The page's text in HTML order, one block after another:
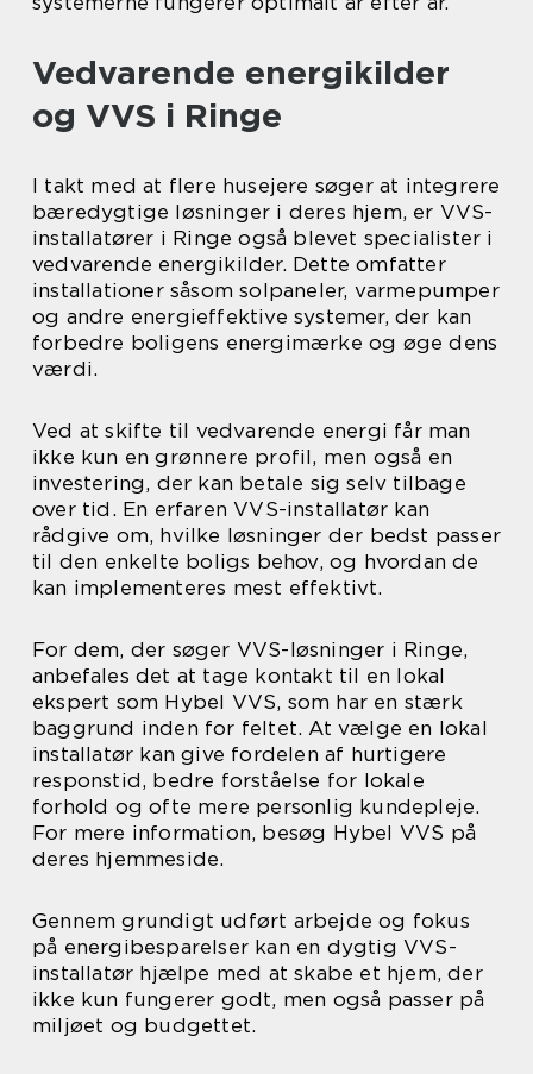
Vedvarende energikilder
og VVS i Ringe
I takt med at flere husejere søger at integrere
bæredygtige løsninger i deres hjem, er VVS-
installatører i Ringe også blevet specialister i
vedvarende energikilder. Dette omfatter
installationer såsom solpaneler, varmepumper
og andre energieffektive systemer, der kan
forbedre boligens energimærke og øge dens
værdi.
Ved at skifte til vedvarende energi får man
ikke kun en grønnere profil, men også en
investering, der kan betale sig selv tilbage
over tid. En erfaren VVS-installatør kan
rådgive om, hvilke løsninger der bedst passer
til den enkelte boligs behov, og hvordan de
kan implementeres mest effektivt.
For dem, der søger VVS-løsninger i Ringe,
anbefales det at tage kontakt til en lokal
ekspert som Hybel VVS, som har en stærk
baggrund inden for feltet. At vælge en lokal
installatør kan give fordelen af hurtigere
responstid, bedre forståelse for lokale
forhold og ofte mere personlig kundepleje.
For mere information, besøg Hybel VVS på
deres hjemmeside.
Gennem grundigt udført arbejde og fokus
på energibesparelser kan en dygtig VVS-
installatør hjælpe med at skabe et hjem, der
ikke kun fungerer godt, men også passer på
miljøet og budgettet.